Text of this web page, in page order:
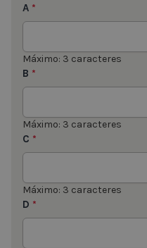
A *
Máximo: 3 caracteres
B *
Máximo: 3 caracteres
C *
Máximo: 3 caracteres
D *